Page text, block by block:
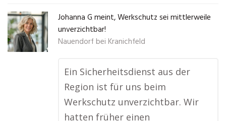
Johanna G meint, Werkschutz sei mittlerweile
unverzichtbar!
Nauendorf bei Kranichfeld
Ein Sicherheitsdienst aus der
Region ist für uns beim
Werkschutz unverzichtbar. Wir
hatten früher einen